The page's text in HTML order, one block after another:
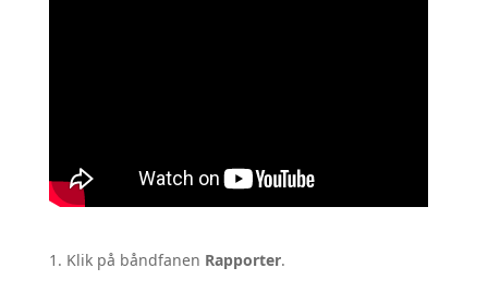
1. Klik på båndfanen Rapporter.